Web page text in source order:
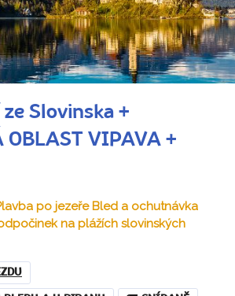
Slovinska +
OBLAST VIPAVA +
po jezeře Bled a ochutnávka
na plážích slovinských